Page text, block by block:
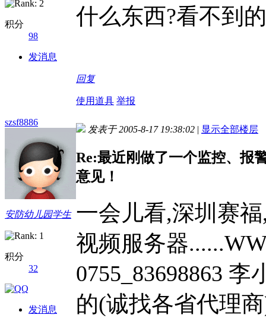
积分
98
发消息
什么东西?看不到的
回复
使用道具 举报
szsf8886
安防幼儿园学生
积分
32
发消息
发表于 2005-8-17 19:38:02 | 显示全部楼层
Re:最近刚做了一个监控、报
意见！
一会儿看,深圳赛
视频服务器
0755_83698863 李
的(诚找各省代理